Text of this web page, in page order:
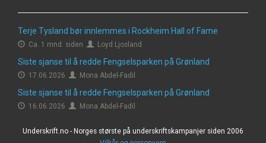
Terje Tysland bør innlemmes i Rockheim Hall of Fame
Ca. 1 mnd. siden Loyd Ljosland
Siste sjanse til å redde Fengselsparken på Grønland
17.06.2026 Mona Abdel-Fadil
Siste sjanse til å redde Fengselsparken på Grønland
16.06.2026 Mona Abdel-Fadil
Underskrift.no - Norges største på underskriftskampanjer siden 2006